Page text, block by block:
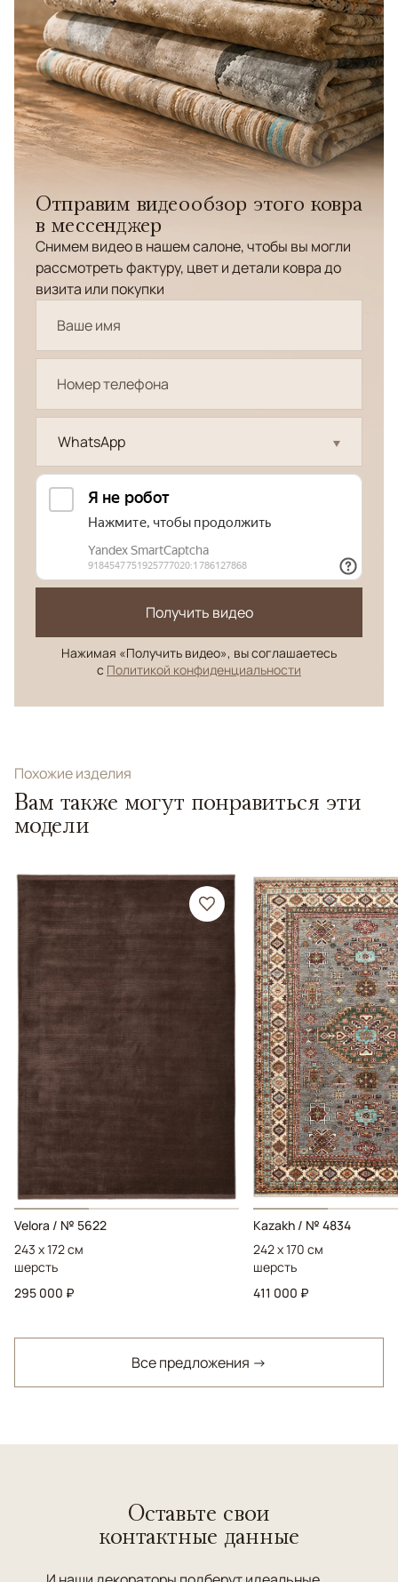
Отправим видеообзор этого ковра
в мессенджер
Снимем видео в нашем салоне, чтобы вы могли
рассмотреть фактуру, цвет и детали ковра до
визита или покупки
WhatsApp
Получить видео
Нажимая «Получить видео», вы соглашаетесь
с Политикой конфиденциальности
Похожие изделия
Вам также могут понравиться эти
модели
Velora / № 5622
243 x 172 см
шерсть
295 000 ₽
Kazakh / № 4834
242 x 170 см
шерсть
411 000 ₽
Все предложения →
Оставьте свои
контактные данные